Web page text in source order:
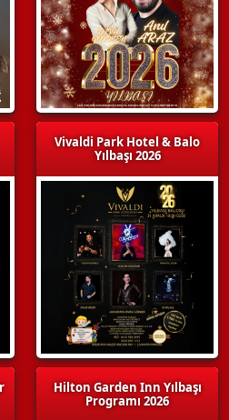
Vivaldi Park Hotel & Balo
Yılbaşı 2026
Hilton Garden Inn Yılbaşı
Programı 2026